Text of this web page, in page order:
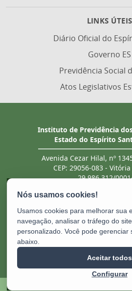
LINKS ÚTEIS
Diário Oficial do
Governo ES
Previdência Social
Atos Legislativos
Instituto de Previdência
Estado do Espírito
Avenida Cezar Hilal, nº
CEP: 29056-083 - Vitória
29.986.312/
de telefones fixo e celular).
presencial deve ser
E-mail:
Usamos cookies para melhorar sua
navegação, analisar o tráfego do
personalizado. Você pode gerenciar
abaixo.
Configurar
Aceitar todos